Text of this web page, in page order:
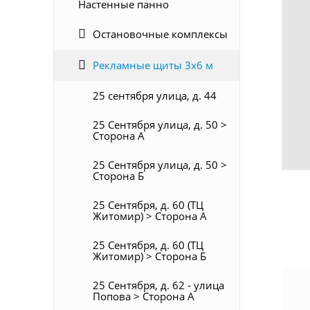
Настенные панно
Остановочные комплексы
Рекламные щиты 3х6 м
25 сентября улица, д. 44
25 Сентября улица, д. 50 >
Сторона А
25 Сентября улица, д. 50 >
Сторона Б
25 Сентября, д. 60 (ТЦ
Житомир) > Сторона А
25 Сентября, д. 60 (ТЦ
Житомир) > Сторона Б
25 Сентября, д. 62 - улица
Попова > Сторона А